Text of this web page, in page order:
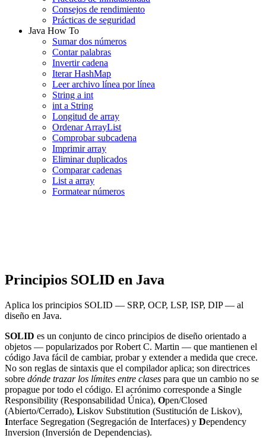
Consejos de rendimiento
Prácticas de seguridad
Java How To
Sumar dos números
Contar palabras
Invertir cadena
Iterar HashMap
Leer archivo línea por línea
String a int
int a String
Longitud de array
Ordenar ArrayList
Comprobar subcadena
Imprimir array
Eliminar duplicados
Comparar cadenas
List a array
Formatear números
Principios SOLID en Java
Aplica los principios SOLID — SRP, OCP, LSP, ISP, DIP — al
diseño en Java.
SOLID es un conjunto de cinco principios de diseño orientado a
objetos — popularizados por Robert C. Martin — que mantienen el
código Java fácil de cambiar, probar y extender a medida que crece.
No son reglas de sintaxis que el compilador aplica; son directrices
sobre dónde trazar los límites entre clases para que un cambio no se
propague por todo el código. El acrónimo corresponde a Single
Responsibility (Responsabilidad Única), Open/Closed
(Abierto/Cerrado), Liskov Substitution (Sustitución de Liskov),
Interface Segregation (Segregación de Interfaces) y Dependency
Inversion (Inversión de Dependencias).